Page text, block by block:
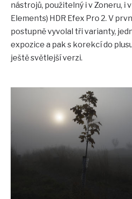
nástrojů, použitelný i v Zoneru, i
Elements) HDR Efex Pro 2. V
postupně vyvolal tři varianty,
expozice a pak s korekcí do
ještě světlejší verzi.